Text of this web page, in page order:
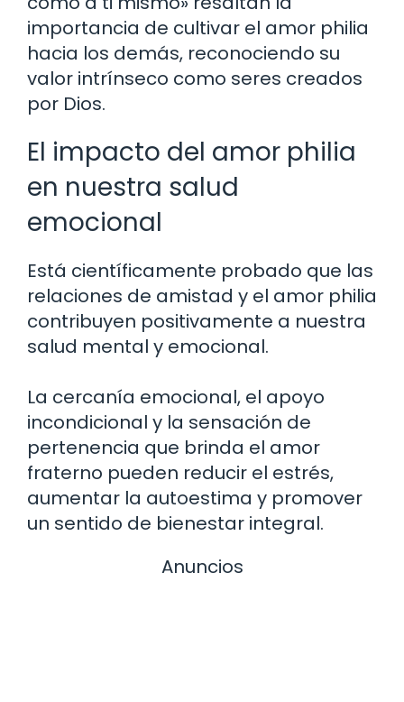
importancia de cultivar el amor philia
hacia los demás, reconociendo su
valor intrínseco como seres creados
por Dios.
El impacto del amor philia
en nuestra salud
emocional
Está científicamente probado que las
relaciones de amistad y el amor philia
contribuyen positivamente a nuestra
salud mental y emocional.
La cercanía emocional, el apoyo
incondicional y la sensación de
pertenencia que brinda el amor
fraterno pueden reducir el estrés,
aumentar la autoestima y promover
un sentido de bienestar integral.
Anuncios